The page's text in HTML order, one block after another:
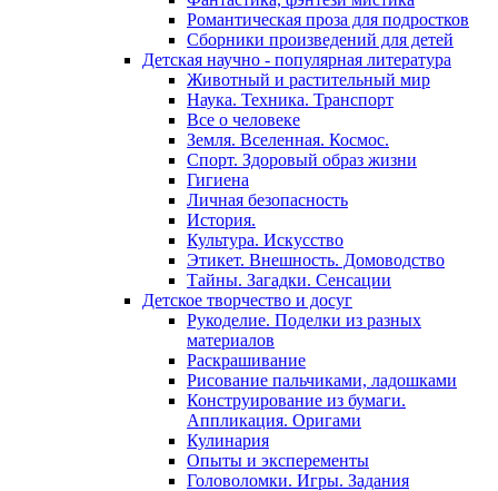
Романтическая проза для подростков
Сборники произведений для детей
Детская научно - популярная литература
Животный и растительный мир
Наука. Техника. Транспорт
Все о человеке
Земля. Вселенная. Космос.
Спорт. Здоровый образ жизни
Гигиена
Личная безопасность
История.
Культура. Искусство
Этикет. Внешность. Домоводство
Тайны. Загадки. Сенсации
Детское творчество и досуг
Рукоделие. Поделки из разных
материалов
Раскрашивание
Рисование пальчиками, ладошками
Конструирование из бумаги.
Аппликация. Оригами
Кулинария
Опыты и эксперементы
Головоломки. Игры. Задания